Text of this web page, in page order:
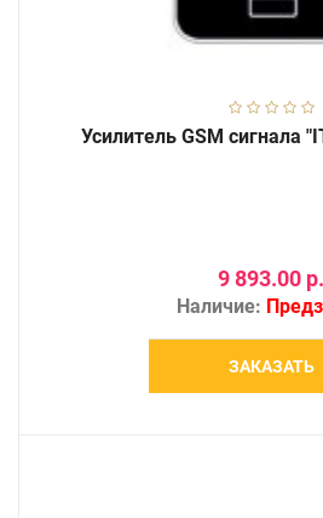
Усилитель GSM сигнала
9 893.00 р.
Наличие:
ЗАКАЗАТЬ